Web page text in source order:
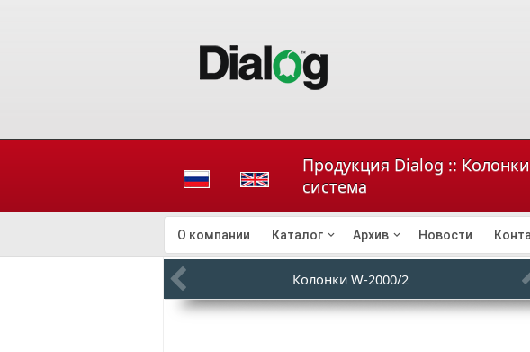
Продукция Dialog ::
система
О компании Каталог Архив Новости
Колонки W-2000/2